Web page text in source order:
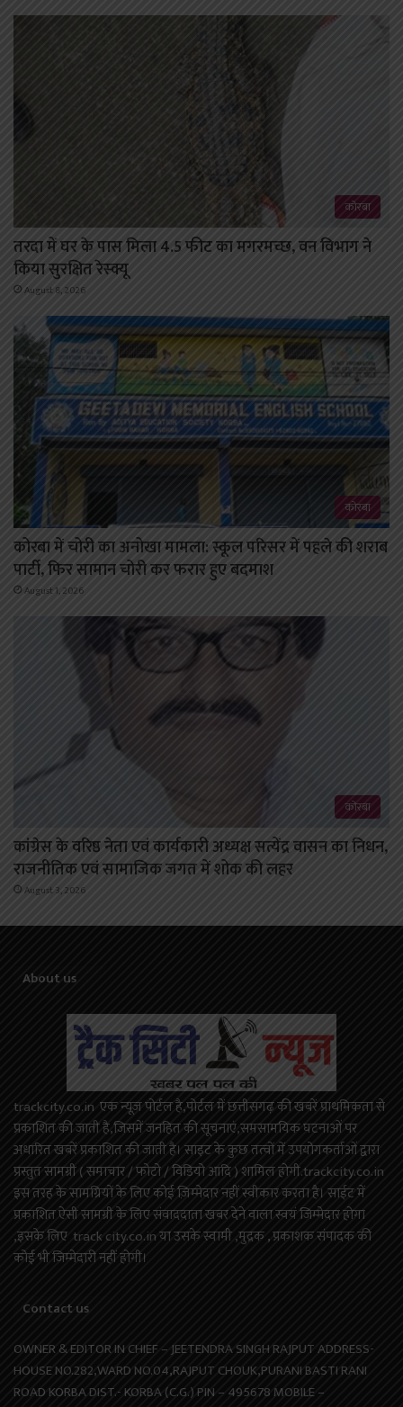
कोरबा
तरदा में घर के पास मिला 4.5 फीट का मगरमच्छ, वन विभाग ने
किया सुरक्षित रेस्क्यू
August 8, 2026
कोरबा
कोरबा में चोरी का अनोखा मामला: स्कूल परिसर में पहले की शराब
पार्टी, फिर सामान चोरी कर फरार हुए बदमाश
August 1, 2026
कोरबा
कांग्रेस के वरिष्ठ नेता एवं कार्यकारी अध्यक्ष सत्येंद्र वासन का निधन,
राजनीतिक एवं सामाजिक जगत में शोक की लहर
August 3, 2026
About us
trackcity.co.in एक न्यूज़ पोर्टल है,पोर्टल में छत्तीसगढ़ की खबरें प्राथमिकता से
प्रकाशित की जाती है,जिसमें जनहित की सूचनाएं,समसामयिक घटनाओं पर
अधारित खबरें प्रकाशित की जाती है। साइट के कुछ तत्वों में उपयोगकर्ताओं द्वारा
प्रस्तुत सामग्री ( समाचार / फोटो / विडियो आदि ) शामिल होगी.trackcity.co.in
इस तरह के सामग्रियों के लिए कोई ज़िम्मेदार नहीं स्वीकार करता है। साईट में
प्रकाशित ऐसी सामग्री के लिए संवाददाता खबर देने वाला स्वयं जिम्मेदार होगा
,इसके लिए track city.co.in या उसके स्वामी ,मुद्रक , प्रकाशक संपादक की
कोई भी जिम्मेदारी नहीं होगी।
Contact us
OWNER & EDITOR IN CHIEF – JEETENDRA SINGH RAJPUT ADDRESS-
HOUSE NO.282,WARD NO.04,RAJPUT CHOUK,PURANI BASTI RANI
ROAD KORBA DIST.- KORBA (C.G.) PIN – 495678 MOBILE –